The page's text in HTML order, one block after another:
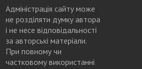
Адміністрація сайту може
не розділяти думку автора
і не несе відповідальності
за авторські матеріали.
При повному чи
частковому використанні